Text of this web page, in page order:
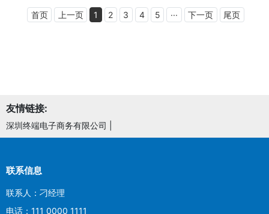
首页 上一页 1 2 3 4 5 ··· 下一页 尾页
友情链接:
深圳终端电子商务有限公司
联系信息
联系人：刁经理
电话：111 0000 1111